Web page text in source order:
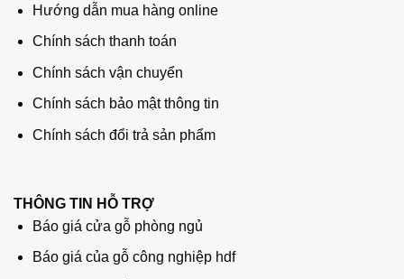
Hướng dẫn mua hàng online
Chính sách thanh toán
Chính sách vận chuyển
Chính sách bảo mật thông tin
Chính sách đổi trả sản phẩm
THÔNG TIN HỖ TRỢ
Báo giá cửa gỗ phòng ngủ
Báo giá của gỗ công nghiệp hdf